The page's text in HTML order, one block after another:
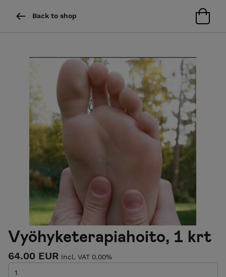
Back to shop
Vyöhyketerapiahoito, 1 krt
64.00 EUR Incl. VAT 0.00%